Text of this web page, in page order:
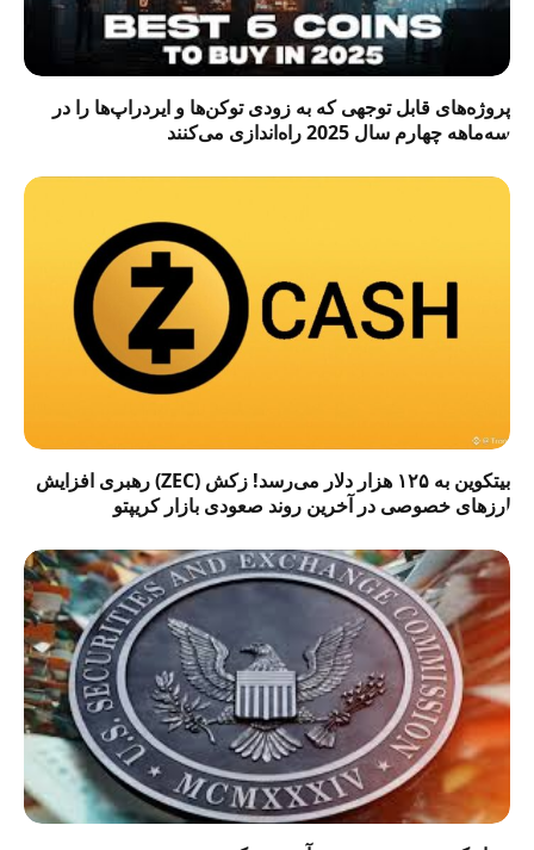
پروژه‌های قابل توجهی که به زودی توکن‌ها و ایردراپ‌ها را در
سه‌ماهه چهارم سال 2025 راه‌اندازی می‌کنند
بیتکوین به ۱۲۵ هزار دلار می‌رسد! زکش (ZEC) رهبری افزایش
ارزهای خصوصی در آخرین روند صعودی بازار کریپتو